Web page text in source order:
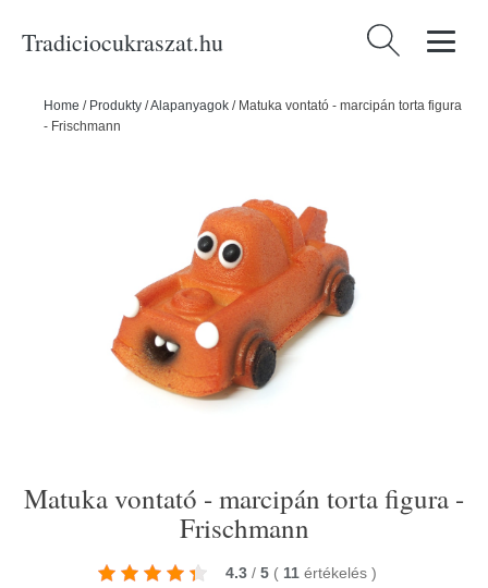
Tradiciocukraszat.hu Keresés:
Home / Produkty /Alapanyagok / Matuka vontató - marcipán torta figura
- Frischmann
Matuka vontató - marcipán torta figura -
Frischmann
4.3 / 5 ( 11 értékelés )